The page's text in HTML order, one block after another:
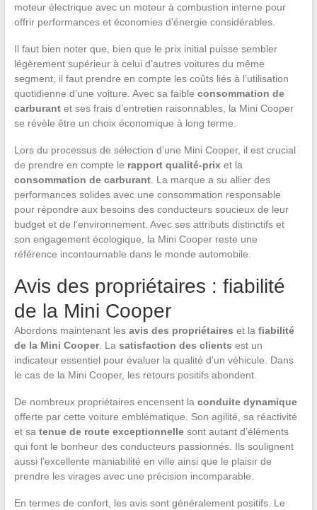
moteur électrique avec un moteur à combustion interne pour
offrir performances et économies d’énergie considérables.
Il faut bien noter que, bien que le prix initial puisse sembler
légèrement supérieur à celui d’autres voitures du même
segment, il faut prendre en compte les coûts liés à l’utilisation
quotidienne d’une voiture. Avec sa faible consommation de
carburantet ses frais d’entretien raisonnables, la Mini Cooper
se révèle être un choix économique à long terme.
Lors du processus de sélection d’une Mini Cooper, il est crucial
de prendre en compte le rapport qualité-prixet la
consommation de carburant. La marque a su allier des
performances solides avec une consommation responsable
pour répondre aux besoins des conducteurs soucieux de leur
budget et de l’environnement. Avec ses attributs distinctifs et
son engagement écologique, la Mini Cooper reste une
référence incontournable dans le monde automobile.
Avis des propriétaires : fiabilité
de la Mini Cooper
Abordons maintenant les avis des propriétaires et la fiabilité
de la Mini Cooper. La satisfaction des clients est un
indicateur essentiel pour évaluer la qualité d’un véhicule. Dans
le cas de la Mini Cooper, les retours positifs abondent.
De nombreux propriétaires encensent la conduite dynamique
offerte par cette voiture emblématique. Son agilité, sa réactivité
et sa tenue de route exceptionnellesont autant d’éléments
qui font le bonheur des conducteurs passionnés. Ils soulignent
aussi l’excellente maniabilité en ville ainsi que le plaisir de
prendre les virages avec une précision incomparable.
En termes de confort, les avis sont généralement positifs. Le